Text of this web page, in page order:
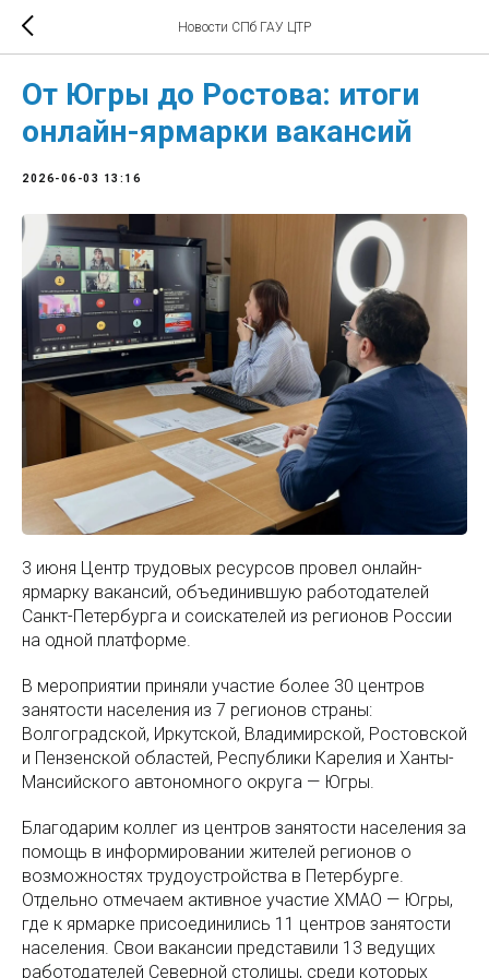
Новости СПб ГАУ ЦТР
От Югры до Ростова: итоги
онлайн-ярмарки вакансий
2026-06-03 13:16
3 июня Центр трудовых ресурсов провел онлайн-
ярмарку вакансий, объединившую работодателей
Санкт-Петербурга и соискателей из регионов России
на одной платформе.
В мероприятии приняли участие более 30 центров
занятости населения из 7 регионов страны:
Волгоградской, Иркутской, Владимирской, Ростовской
и Пензенской областей, Республики Карелия и Ханты-
Мансийского автономного округа — Югры.
Благодарим коллег из центров занятости населения за
помощь в информировании жителей регионов о
возможностях трудоустройства в Петербурге.
Отдельно отмечаем активное участие ХМАО — Югры,
где к ярмарке присоединились 11 центров занятости
населения. Свои вакансии представили 13 ведущих
работодателей Северной столицы, среди которых